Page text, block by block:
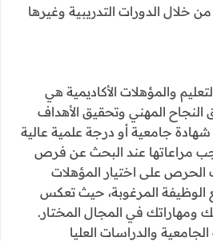
خلال الدورات التدريبية وغيرها
والمؤهلات الأكاديمية هي
المهني وتحقيق الأهداف
جامعية أو درجة علمية عالية
مراعاتها عند البحث عن فرص
على اختيار المؤهلات
الوظيفة المرغوبة، حيث تعكس
ومهاراتك في المجال المختار.
والدراسات العليا